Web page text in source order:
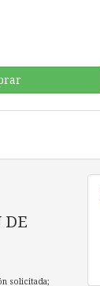
DE
solicitada;